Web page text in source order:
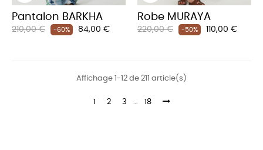
Pantalon BARKHA
Prix
210,00 € -60% Prix
84,00 €
Robe MURAYA
Prix
220,00 € -50% Prix
110,00 €
Affichage 1-12 de 211 article(s)
1 2 3 … 18